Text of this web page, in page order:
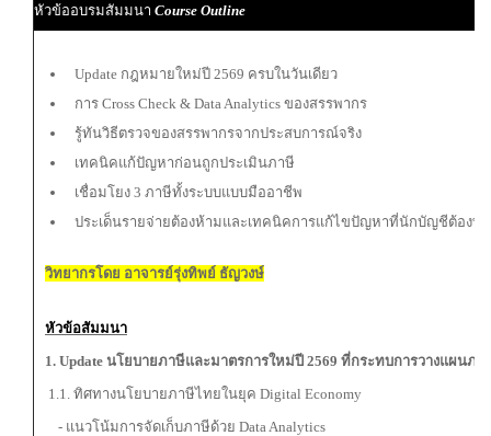
หัวข้ออบรมสัมมนา Course Outline
Update กฎหมายใหม่ปี 2569 ครบในวันเดียว
การ Cross Check & Data Analytics ของสรรพากร
รู้ทันวิธีตรวจของสรรพากรจากประสบการณ์จริง
เทคนิคแก้ปัญหาก่อนถูกประเมินภาษี
เชื่อมโยง 3 ภาษีทั้งระบบแบบมืออาชีพ
ประเด็นรายจ่ายต้องห้ามและเทคนิคการแก้ไขปัญหาที่นักบัญชีต้องท
วิทยากรโดย อาจารย์รุ่งทิพย์ ธัญวงษ์
หัวข้อสัมมนา
1. Update นโยบายภาษีและมาตรการใหม่ปี 2569 ที่กระทบการวางแผนภา
1.1. ทิศทางนโยบายภาษีไทยในยุค Digital Economy
- แนวโน้มการจัดเก็บภาษีด้วย Data Analytics